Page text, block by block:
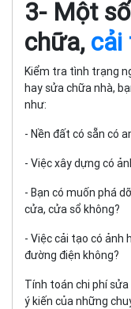
3- Một
chữa, cải
Kiểm tra tình trạng
hay sửa chữa nhà,
như:
- Nền đất có sẵn có
- Việc xây dựng có
- Bạn có muốn phá
cửa, cửa sổ không?
- Việc cải tạo có ảnh
đường điện không?
Tính toán chi phí
ý kiến của những